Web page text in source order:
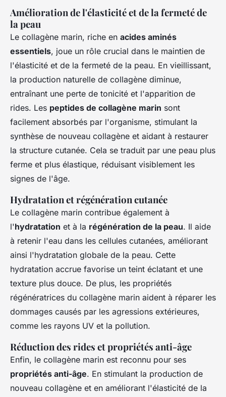
Amélioration de l'élasticité et de la fermeté de
la peau
Le collagène marin, riche en acides aminés
essentiels, joue un rôle crucial dans le maintien de
l'élasticité et de la fermeté de la peau. En vieillissant,
la production naturelle de collagène diminue,
entraînant une perte de tonicité et l'apparition de
rides. Les peptides de collagène marin sont
facilement absorbés par l'organisme, stimulant la
synthèse de nouveau collagène et aidant à restaurer
la structure cutanée. Cela se traduit par une peau plus
ferme et plus élastique, réduisant visiblement les
signes de l'âge.
Hydratation et régénération cutanée
Le collagène marin contribue également à
l'hydratation et à la régénération de la peau. Il aide
à retenir l'eau dans les cellules cutanées, améliorant
ainsi l'hydratation globale de la peau. Cette
hydratation accrue favorise un teint éclatant et une
texture plus douce. De plus, les propriétés
régénératrices du collagène marin aident à réparer les
dommages causés par les agressions extérieures,
comme les rayons UV et la pollution.
Réduction des rides et propriétés anti-âge
Enfin, le collagène marin est reconnu pour ses
propriétés anti-âge. En stimulant la production de
nouveau collagène et en améliorant l'élasticité de la